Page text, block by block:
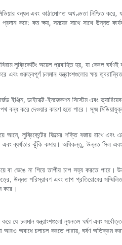
বন্ধন এবং কাঠামোগত অখণ্ডতা নিশ্চিত করে,
করে: কম ক্ষয়, সময়ের সাথে সাথে উন্নত
লুব্রিকেটিং অয়েল প্রবাহিত হয়, যা কেবল
গুরুত্বপূর্ণ চলমান যন্ত্রাংশগুলোর ক্ষয়
ডাইরেক্ট-ইনজেকশন সিস্টেম এবং
করে দেওয়ার কারণ হতে পারে। সূক্ষ্ম
লুব্রিকেন্টের ফিল্মের শক্তি বজায় রাখে এবং
এবং ব্যর্থতার ঝুঁকি কমায়। অধিকন্তু, উন্নত সিল
বা ভেঙে না গিয়ে তাপীয় চাপ সহ্য করতে পারে।
উন্নত পরিস্রাবণ এবং তাপ প্রতিরোধের
করে।
যে চলমান যন্ত্রাংশগুলো ন্যূনতম ঘর্ষণ এবং
অবাধে চলাচল করতে পারায়, ঘর্ষণ অতিক্রম